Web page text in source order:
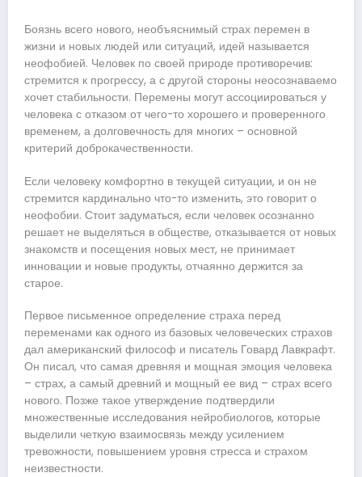
Боязнь всего нового, необъяснимый страх перемен в
жизни и новых людей или ситуаций, идей называется
неофобией. Человек по своей природе противоречив:
стремится к прогрессу, а с другой стороны неосознаваемо
хочет стабильности. Перемены могут ассоциироваться у
человека с отказом от чего-то хорошего и проверенного
временем, а долговечность для многих – основной
критерий доброкачественности.
Если человеку комфортно в текущей ситуации, и он не
стремится кардинально что-то изменить, это говорит о
неофобии. Стоит задуматься, если человек осознанно
решает не выделяться в обществе, отказывается от новых
знакомств и посещения новых мест, не принимает
инновации и новые продукты, отчаянно держится за
старое.
Первое письменное определение страха перед
переменами как одного из базовых человеческих страхов
дал американский философ и писатель Говард Лавкрафт.
Он писал, что самая древняя и мощная эмоция человека
– страх, а самый древний и мощный ее вид – страх всего
нового. Позже такое утверждение подтвердили
множественные исследования нейробиологов, которые
выделили четкую взаимосвязь между усилением
тревожности, повышением уровня стресса и страхом
неизвестности.